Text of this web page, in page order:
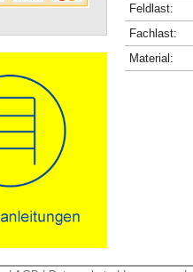
Feldlast:
Fachlast:
Material: